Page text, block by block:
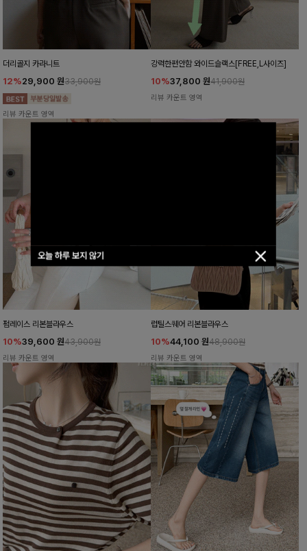
오늘 하루 보지 않기
더리골지 카라니트
12%29,900 원33,900원
리뷰 카운트 영역
강력한편안함 와이드슬랙스[FREE,L사이즈]
10%37,800 원41,900원
리뷰 카운트 영역
펌레이스 리본블라우스
10%39,600 원43,900원
리뷰 카운트 영역
럽틸스퀘어 리본블라우스
10%44,100 원48,900원
리뷰 카운트 영역